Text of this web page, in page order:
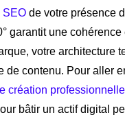
SEO de votre présence
garantit une cohérence
votre architecture
de contenu. Pour aller
création professionnelle
bâtir un actif digital